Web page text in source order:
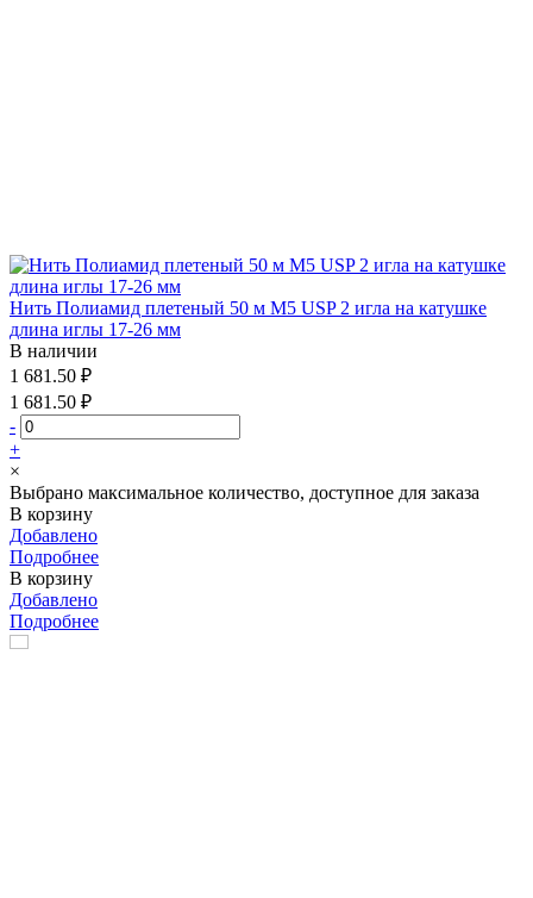
Нить Полиамид плетеный 50 м М5 USP 2 игла на катушке
длина иглы 17-26 мм
В наличии
1 681.50 ₽
1 681.50 ₽
-
+
×
Выбрано максимальное количество, доступное для заказа
В корзину
Добавлено
Подробнее
В корзину
Добавлено
Подробнее